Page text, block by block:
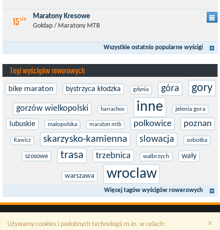
15sie Maratony Kresowe
Gołdap / Maratony MTB
Wszystkie ostatnio popularne wyścigi
Tagi wyścigów rowerowych
bike maraton bystrzyca kłodzka gdynia góra gory
gorzów wielkopolski harrachov inne jelenia gora
lubuskie malopolska maraton mtb polkowice poznan
Rawicz skarzysko-kamienna slowacja sobotka
szosowe trasa trzebnica walbrzych wały
warszawa wroclaw
Więcej tagów wyścigów rowerowych
×
Używamy cookies i podobnych technologii m.in. w celach: